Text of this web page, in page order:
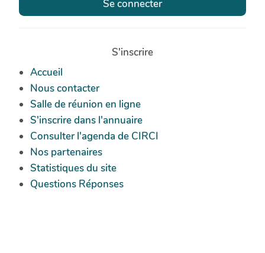
Se connecter
S'inscrire
Accueil
Nous contacter
Salle de réunion en ligne
S'inscrire dans l'annuaire
Consulter l'agenda de CIRCI
Nos partenaires
Statistiques du site
Questions Réponses